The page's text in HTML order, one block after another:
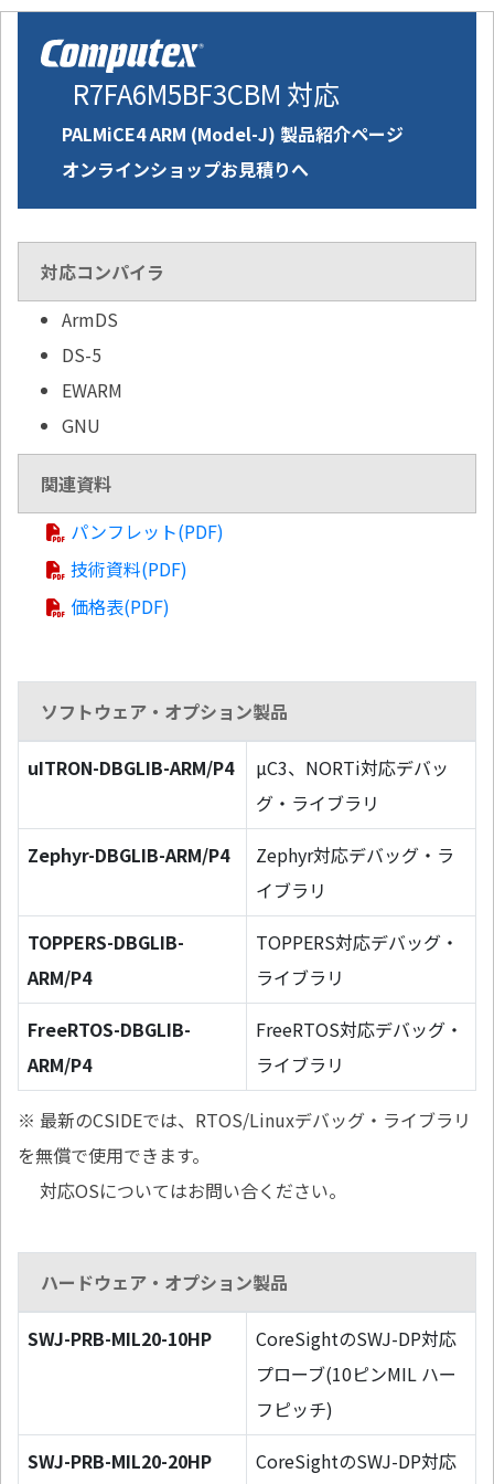
R7FA6M5BF3CBM 対応
PALMiCE4 ARM (Model-J) 製品紹介ページ
オンラインショップお見積りへ
対応コンパイラ
ArmDS
DS-5
EWARM
GNU
関連資料
パンフレット(PDF)
技術資料(PDF)
価格表(PDF)
ソフトウェア・オプション製品
uITRON-DBGLIB-ARM/P4
µC3、NORTi対応デバッ
グ・ライブラリ
Zephyr-DBGLIB-ARM/P4
Zephyr対応デバッグ・ラ
イブラリ
TOPPERS-DBGLIB-
ARM/P4
TOPPERS対応デバッグ・
ライブラリ
FreeRTOS-DBGLIB-
ARM/P4
FreeRTOS対応デバッグ・
ライブラリ
※ 最新のCSIDEでは、RTOS/Linuxデバッグ・ライブラリ
を無償で使用できます。
対応OSについてはお問い合ください。
ハードウェア・オプション製品
SWJ-PRB-MIL20-10HP
CoreSightのSWJ-DP対応
プローブ(10ピンMIL ハー
フピッチ)
SWJ-PRB-MIL20-20HP
CoreSightのSWJ-DP対応